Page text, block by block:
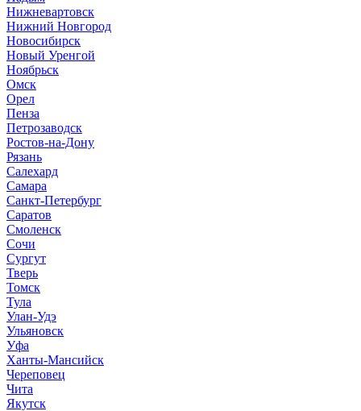
Нижневартовск
Нижний Новгород
Новосибирск
Новый Уренгой
Ноябрьск
Омск
Орел
Пенза
Петрозаводск
Ростов-на-Дону
Рязань
Салехард
Самара
Санкт-Петербург
Саратов
Смоленск
Сочи
Сургут
Тверь
Томск
Тула
Улан-Удэ
Ульяновск
Уфа
Ханты-Мансийск
Череповец
Чита
Якутск